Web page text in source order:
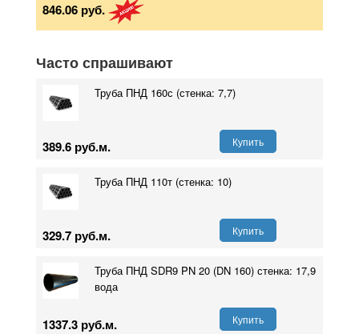
846.06 руб.
Часто спрашивают
Труба ПНД 160с (стенка: 7,7)
389.6 руб.м. Купить
Труба ПНД 110т (стенка: 10)
329.7 руб.м. Купить
Труба ПНД SDR9 PN 20 (DN 160) стенка: 17,9
вода
1337.3 руб.м. Купить